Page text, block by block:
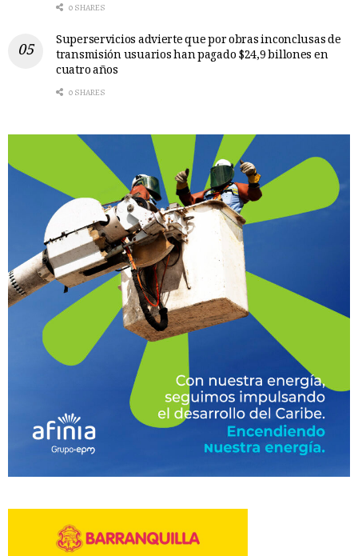
0 SHARES
Superservicios advierte que por obras inconclusas de
transmisión usuarios han pagado $24,9 billones en
cuatro años
0 SHARES